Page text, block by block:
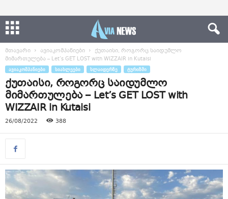
მთავარი ავიაკომპანიები
ქუთაისი, როგორც საიდუმლო
მიმართულება – Let’s GET LOST with WIZZAIR in Kutaisi
ᲐᲕᲘᲐᲙᲝᲛᲞᲐᲜᲘᲔᲑᲘ ᲡᲘᲐᲮᲚᲔᲔᲑᲘ ᲡᲚᲐᲘᲓᲔᲠᲖᲔ ᲢᲣᲠᲘᲖᲛᲘ
ქუთაისი, როგორც საიდუმლო
მიმართულება – Let’s GET LOST with
WIZZAIR in Kutaisi
26/08/2022 388